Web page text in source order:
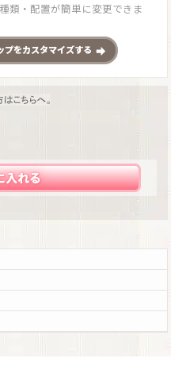
類・配置が簡単に変更できま
プをカスタマイズする
入れる